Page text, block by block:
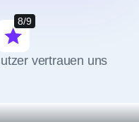
8/9
vertrauen uns